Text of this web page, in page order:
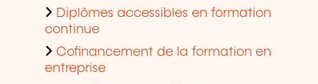
Diplômes accessibles en formation
continue
Cofinancement de la formation en
entreprise